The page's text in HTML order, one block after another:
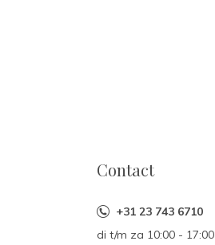
Contact
+31 23 743 6710
di t/m za 10:00 - 17:00